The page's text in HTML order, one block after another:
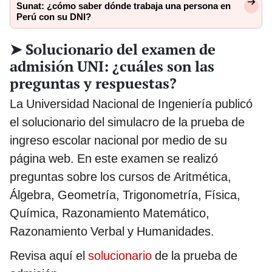
Sunat: ¿cómo saber dónde trabaja una persona en
Perú con su DNI?
➤ Solucionario del examen de
admisión UNI: ¿cuáles son las
preguntas y respuestas?
La Universidad Nacional de Ingeniería publicó
el solucionario del simulacro de la prueba de
ingreso escolar nacional por medio de su
página web. En este examen se realizó
preguntas sobre los cursos de Aritmética,
Álgebra, Geometría, Trigonometría, Física,
Química, Razonamiento Matemático,
Razonamiento Verbal y Humanidades.
Revisa aquí el solucionario de la prueba de